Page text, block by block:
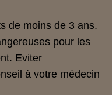
de moins de 3 ans.
pour les
Eviter
à votre médecin